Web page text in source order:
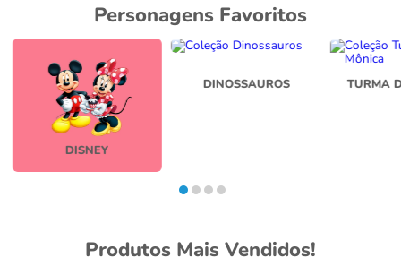
Personagens Favoritos
DISNEY
DINOSSAUROS TURMA
Produtos Mais Vendidos!